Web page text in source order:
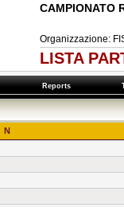
CAMPIONATO
Organizzazione:
LISTA
Reports
N